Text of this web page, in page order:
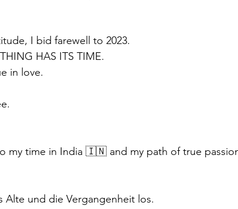
I bid farewell to 2023.
HAS ITS TIME.
in love.
my time in India 🇮🇳 and my path of true
Alte und die Vergangenheit los.